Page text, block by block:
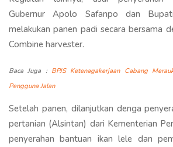
Gubernur Apolo Safanpo dan
melakukan panen padi secara bersama
Combine harvester.
Baca Juga : BPJS Ketenagakerjaan Cabang
Pengguna Jalan
Setelah panen, dilanjutkan denga
pertanian (Alsintan) dari Kementerian
penyerahan bantuan ikan lele dan